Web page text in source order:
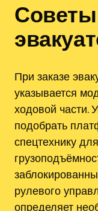
При заказе
указывается
ходовой части.
подобрать
спецтехнику
рулевого
определяет